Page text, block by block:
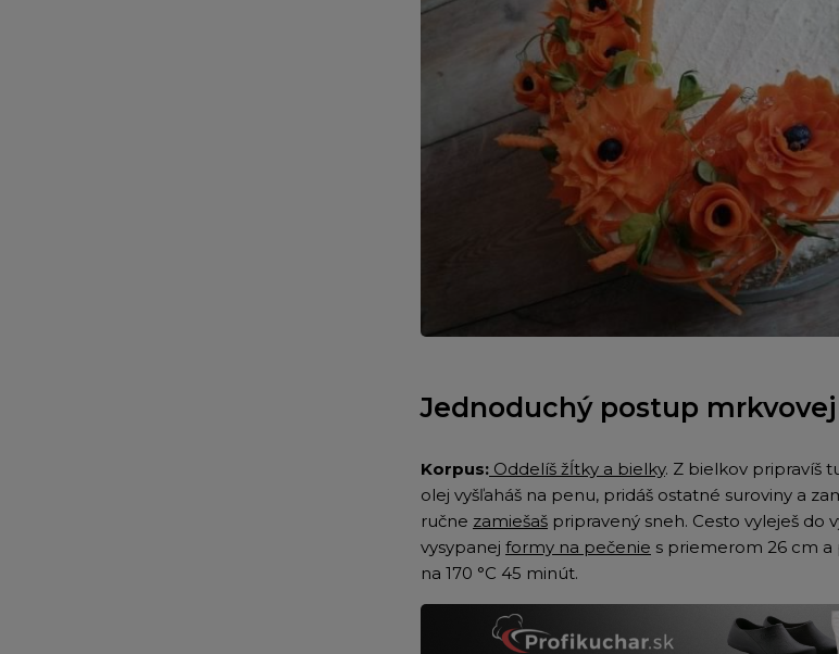
Jednoduchý postup
Korpus: Oddelíš žĺtky a bielky. Z bielkov pripravíš
olej vyšľaháš na penu, pridáš ostatné suroviny a
ručne zamiešaš pripravený sneh. Cesto vyleješ do
vysypanej formy na pečenie s priemerom 26 cm a
na 170 °C 45 minút.